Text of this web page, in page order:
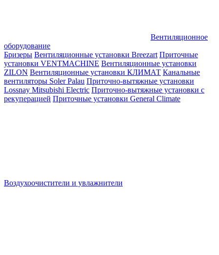
Вентиляционное
оборудование
Бризеры Вентиляционные установки Breezart Приточные
установки VENTMACHINE Вентиляционные установки
ZILON Вентиляционные установки КЛИМАТ Канальные
вентиляторы Soler Palau Приточно-вытяжные установки
Lossnay Mitsubishi Electric Приточно-вытяжные установки с
рекуперацией Приточные установки General Climate
Воздухоочистители и увлажнители